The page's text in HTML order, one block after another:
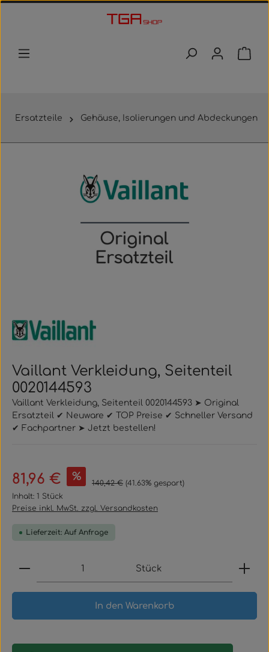
Zum Hauptinhalt springen
Ersatzteile Gehäuse, Isolierungen und Abdeckungen
Vaillant Verkleidung, Seitenteil
0020144593
Vaillant Verkleidung, Seitenteil 0020144593 ➤ Original
Ersatzteil ✔ Neuware ✔ TOP Preise ✔ Schneller Versand
✔ Fachpartner ➤ Jetzt bestellen!
Verkaufspreis:
81,96 € % Regulärer Preis:
140,42 € (41.63% gespart)
Inhalt: 1 Stück
Preise inkl. MwSt. zzgl. Versandkosten
Lieferzeit: Auf Anfrage
Produkt Anzahl: Gib den gewünschten Wert
Stück
In den Warenkorb